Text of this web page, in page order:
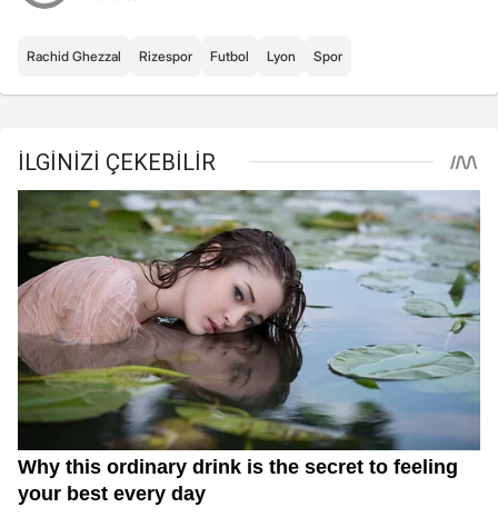
Rachid Ghezzal Rizespor Futbol Lyon Spor